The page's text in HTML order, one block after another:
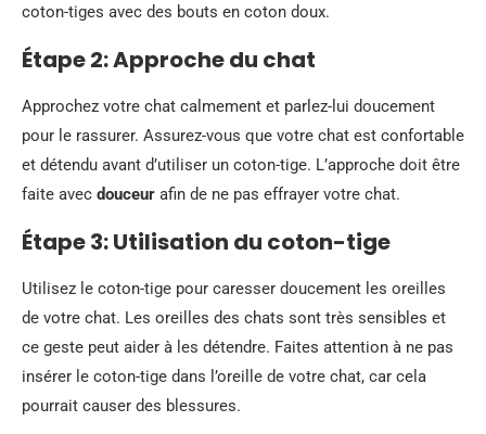
coton-tiges avec des bouts en coton doux.
Étape 2: Approche du chat
Approchez votre chat calmement et parlez-lui doucement
pour le rassurer. Assurez-vous que votre chat est confortable
et détendu avant d’utiliser un coton-tige. L’approche doit être
faite avec douceur afin de ne pas effrayer votre chat.
Étape 3: Utilisation du coton-tige
Utilisez le coton-tige pour caresser doucement les oreilles
de votre chat. Les oreilles des chats sont très sensibles et
ce geste peut aider à les détendre. Faites attention à ne pas
insérer le coton-tige dans l’oreille de votre chat, car cela
pourrait causer des blessures.